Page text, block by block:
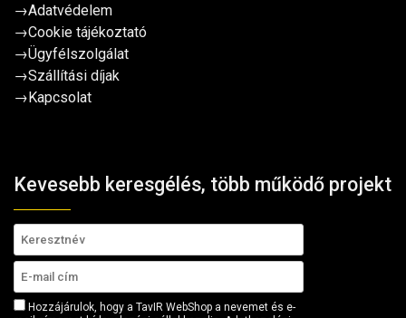
→Adatvédelem
→Cookie tájékoztató
→Ügyfélszolgálat
→Szállítási díjak
→Kapcsolat
Kevesebb keresgélés, több működő projekt
Hozzájárulok, hogy a TavIR WebShop a nevemet és e-